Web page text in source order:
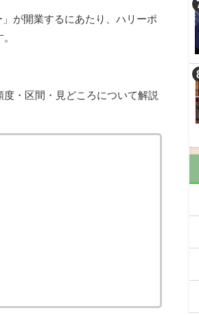
が開業するにあたり、ハリーポ
・区間・見どころについて解説